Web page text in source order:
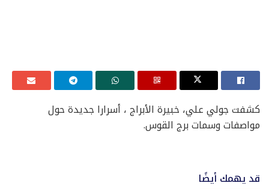
كشفت جولي علي، خبيرة الأبراج ، أسرارا جديدة حول
مواصفات وسمات برج القوس.
قد يهمك أيضًا